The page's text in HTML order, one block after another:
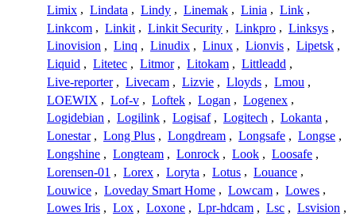
Limix , Lindata , Lindy , Linemak , Linia , Link ,
Linkcom , Linkit , Linkit Security , Linkpro , Linksys ,
Linovision , Linq , Linudix , Linux , Lionvis , Lipetsk ,
Liquid , Litetec , Litmor , Litokam , Littleadd ,
Live-reporter , Livecam , Lizvie , Lloyds , Lmou ,
LOEWIX , Lof-v , Loftek , Logan , Logenex ,
Logidebian , Logilink , Logisaf , Logitech , Lokanta ,
Lonestar , Long Plus , Longdream , Longsafe , Longse ,
Longshine , Longteam , Lonrock , Look , Loosafe ,
Lorensen-01 , Lorex , Loryta , Lotus , Louance ,
Louwice , Loveday Smart Home , Lowcam , Lowes ,
Lowes Iris , Lox , Loxone , Lpr-hdcam , Lsc , Lsvision ,